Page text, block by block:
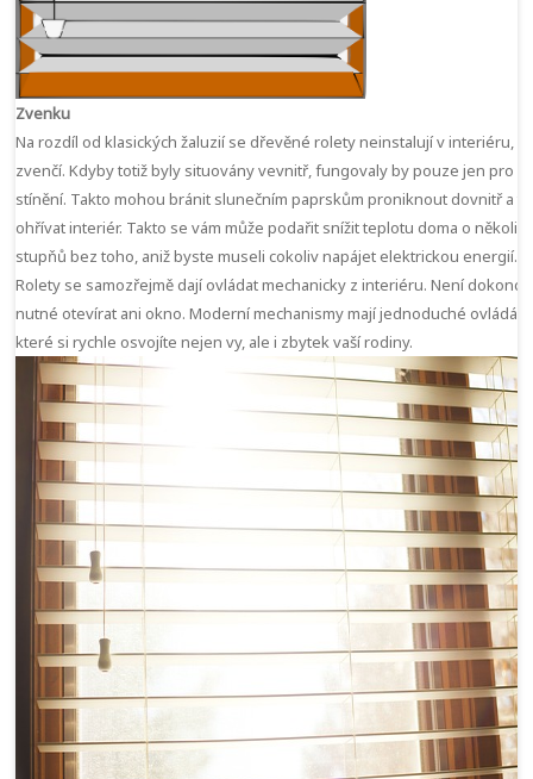
Zvenku
Na rozdíl od klasických žaluzií se dřevěné rolety neinstalují v interiéru,
zvenčí. Kdyby totiž byly situovány vevnitř, fungovaly by pouze jen pro
stínění. Takto mohou bránit slunečním paprskům proniknout dovnitř a
ohřívat interiér. Takto se vám může podařit snížit teplotu doma o několik
stupňů bez toho, aniž byste museli cokoliv napájet elektrickou energií.
Rolety se samozřejmě dají ovládat mechanicky z interiéru. Není dokonce
nutné otevírat ani okno. Moderní mechanismy mají jednoduché
které si rychle osvojíte nejen vy, ale i zbytek vaší rodiny.